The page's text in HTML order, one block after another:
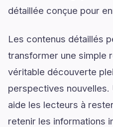
détaillée conçue pour
Les contenus détaillés
transformer une simple
véritable découverte
perspectives nouvelles.
aide les lecteurs à
retenir les informations